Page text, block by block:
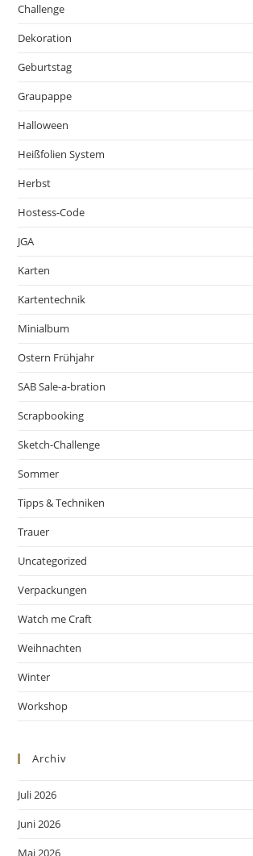
Challenge
Dekoration
Geburtstag
Graupappe
Halloween
Heißfolien System
Herbst
Hostess-Code
JGA
Karten
Kartentechnik
Minialbum
Ostern Frühjahr
SAB Sale-a-bration
Scrapbooking
Sketch-Challenge
Sommer
Tipps & Techniken
Trauer
Uncategorized
Verpackungen
Watch me Craft
Weihnachten
Winter
Workshop
Archiv
Juli 2026
Juni 2026
Mai 2026